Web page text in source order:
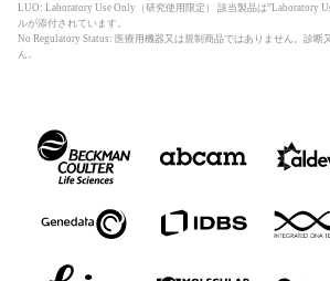
LUO: Laboratory Use Only（研究使用限定） 該当製品は”Laboratory
ルが添付されています。
No Regulatory Status: 医療用機器又は規制商品ではありません。診断
ん。